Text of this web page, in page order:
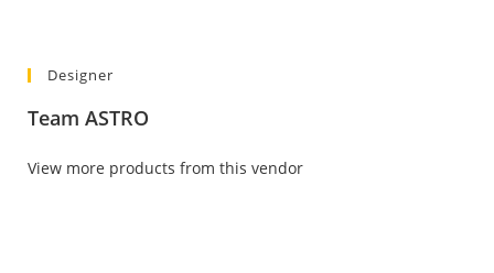
Designer
Team ASTRO
View more products from this vendor